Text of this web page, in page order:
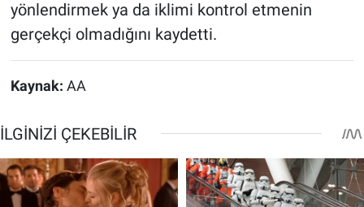
yönlendirmek ya da iklimi kontrol etmenin
gerçekçi olmadığını kaydetti.
Kaynak: AA